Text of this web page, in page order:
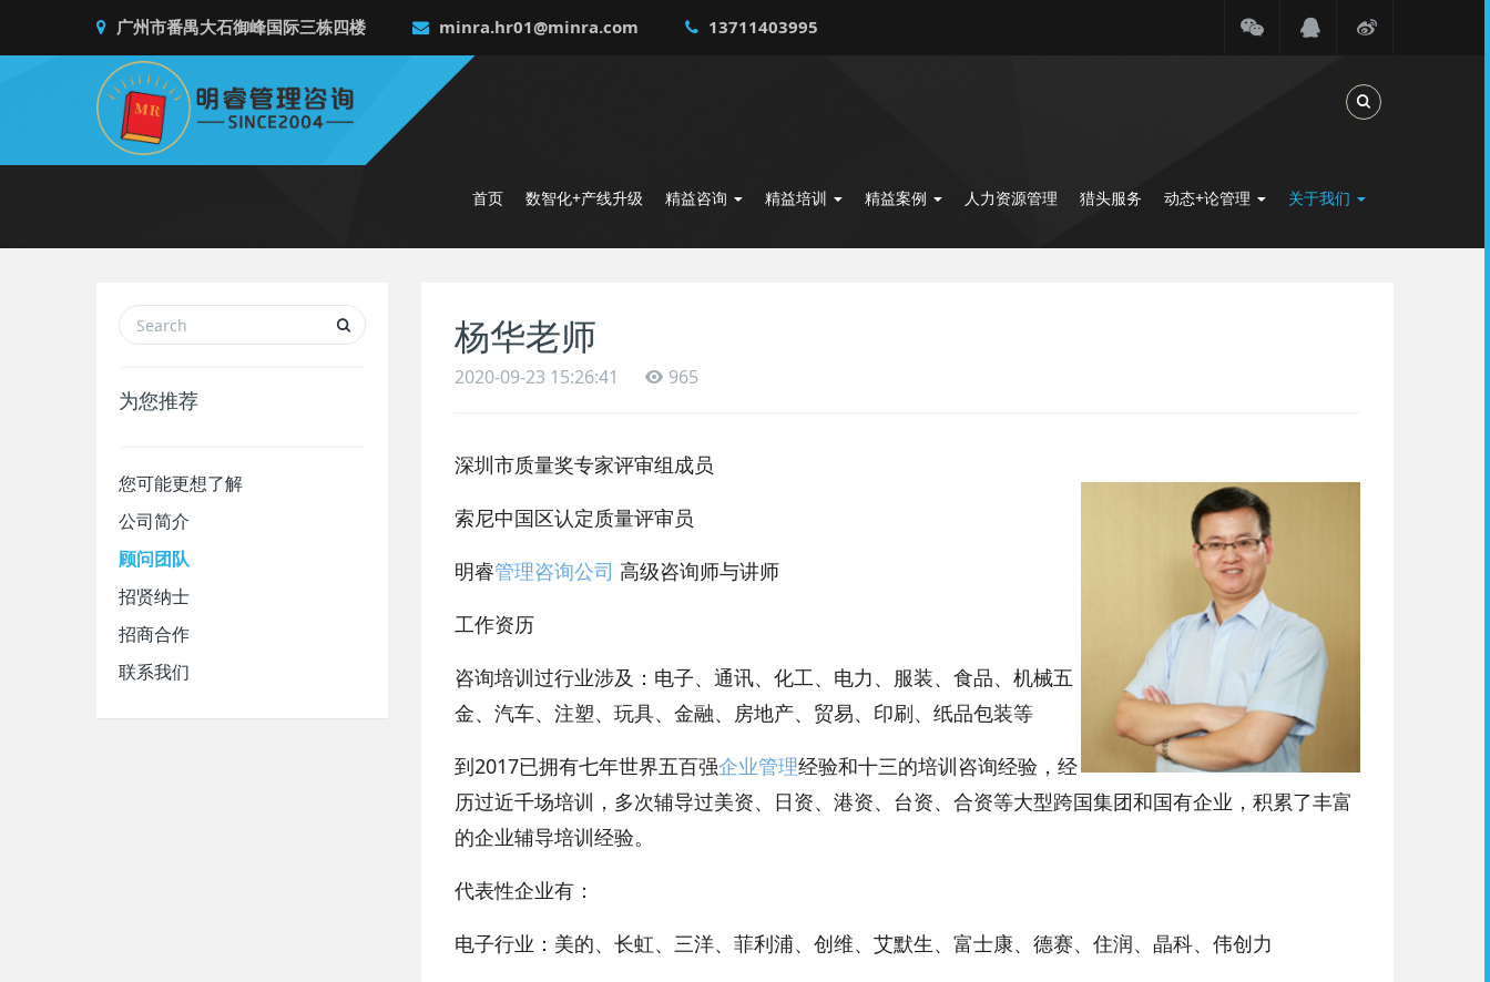
广州市番禺大石御峰国际三栋四楼 minra.hr01@minra.com 13711403995
Toggle Search
首页 数智化+产线升级 精益咨询 精益培训 精益案例 人力资源管理 猎头服务 动态+论管理 关于我们
为您推荐
您可能更想了解
公司简介
顾问团队
招贤纳士
招商合作
联系我们
杨华老师
2020-09-23 15:26:41 965
深圳市质量奖专家评审组成员
索尼中国区认定质量评审员
明睿管理咨询公司 高级咨询师与讲师
工作资历
咨询培训过行业涉及：电子、通讯、化工、电力、服装、食品、机械五
金、汽车、注塑、玩具、金融、房地产、贸易、印刷、纸品包装等
到2017已拥有七年世界五百强企业管理经验和十三的培训咨询经验，经
历过近千场培训，多次辅导过美资、日资、港资、台资、合资等大型跨国集团和国有企业，积累了丰富
的企业辅导培训经验。
代表性企业有：
电子行业：美的、长虹、三洋、菲利浦、创维、艾默生、富士康、德赛、住润、晶科、伟创力